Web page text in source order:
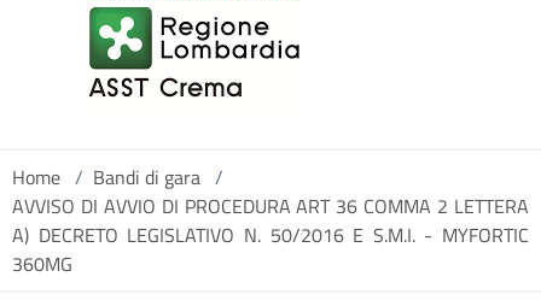
Home / Bandi di gara /
AVVISO DI AVVIO DI PROCEDURA ART 36 COMMA 2 LETTERA
A) DECRETO LEGISLATIVO N. 50/2016 E S.M.I. - MYFORTIC
360MG